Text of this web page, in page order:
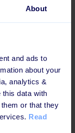
About
and ads to
about your
analytics &
this data with
or that they
Read
för att öka
maximal effekt.